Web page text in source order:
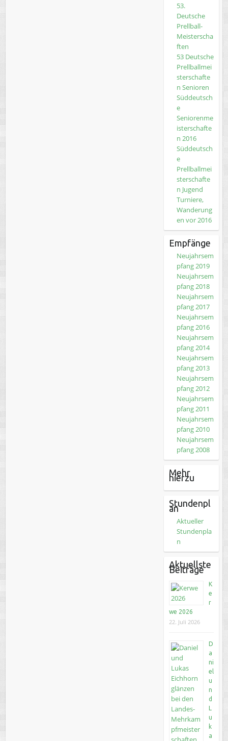
53.
Deutsche
Prellball-
Meisterscha
ften
53 Deutsche
Prellballmei
sterschafte
n Senioren
Süddeutsch
e
Seniorenme
isterschafte
n 2016
Süddeutsch
e
Prellballmei
sterschafte
n Jugend
Turniere,
Wanderung
en vor 2016
Empfänge
Neujahrsem
pfang 2019
Neujahrsem
pfang 2018
Neujahrsem
pfang 2017
Neujahrsem
pfang 2016
Neujahrsem
pfang 2014
Neujahrsem
pfang 2013
Neujahrsem
pfang 2012
Neujahrsem
pfang 2011
Neujahrsem
pfang 2010
Neujahrsem
pfang 2008
Mehr
hierzu
Stundenpl
an
Aktueller
Stundenpla
n
Aktuellste
Beiträge
K
e
r
we 2026
22. Juli 2026
D
a
ni
el
u
n
d
u
k
a